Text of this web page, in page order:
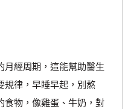
經周期，這能幫助醫生
規律，早睡早起，別熬
食物，像雞蛋、牛奶，對